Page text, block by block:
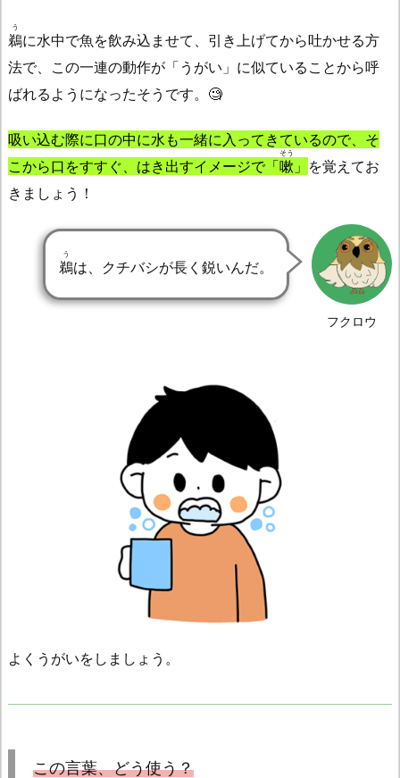
鵜
う
に水中で魚を飲み込ませて、引き上げてから吐かせる方
法で、この一連の動作が「うがい」に似ていることから呼
ばれるようになったそうです。🧐
吸い込む際に口の中に水も一緒に入ってきているので、そ
こから口をすすぐ、はき出すイメージで「嗽
そう
」 を覚えてお
きましょう！
フクロウ
鵜
う
は、クチバシが長く鋭いんだ。
よくうがいをしましょう。
この言葉、どう使う？